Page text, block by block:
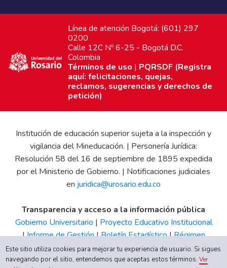
Línea de atención Bogotá: (601) 297
0200
Calle 12C Nº 6-25 - Bogotá D.C.
Colombia
Términos de uso | PQRSDF (Registra
aquí: felicitaciones, quejas,
reclamos, sugerencias y derechos de
petición)
Institución de educación superior sujeta a la inspección y
vigilancia del Mineducación. | Personería Jurídica:
Resolución 58 del 16 de septiembre de 1895 expedida
por el Ministerio de Gobierno. | Notificaciones judiciales
en juridica@urosario.edu.co
Transparencia y acceso a la información pública
Gobierno Universitario | Proyecto Educativo Institucional
|Informe de Gestión|Boletín Estadístico|Régimen
Tributario|Estados Financieros |Código de Ética| Canal
de Integridad UR
Este sitio utiliza cookies para mejorar tu experiencia de usuario. Si sigues
navegando por el sitio, entendemos que aceptas estos términos.Ver